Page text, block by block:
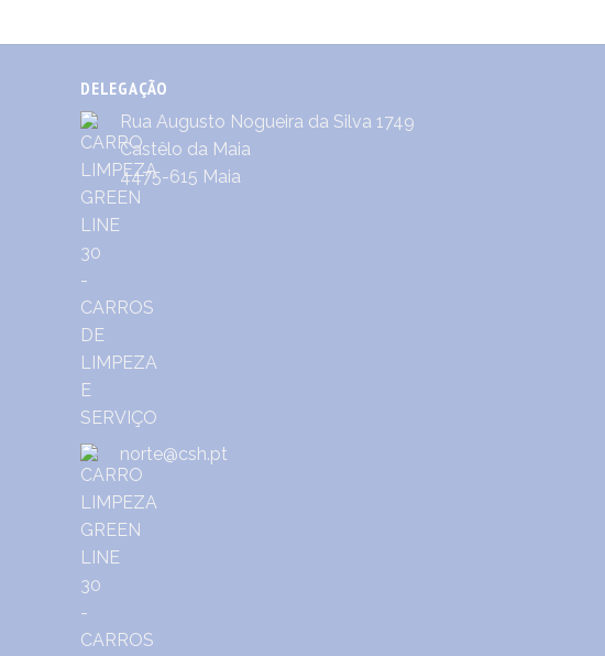
DELEGAÇÃO
Rua Augusto Nogueira da Silva 1749
Castêlo da Maia
4475-615 Maia
norte@csh.pt